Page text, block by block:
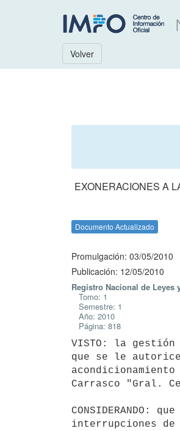
Volver
EXONERACIONES A
Documento Actualizado
Promulgación: 03/05/2010
Publicación: 12/05/2010
Registro Nacional de Leyes
Tomo: 1
Semestre: 1
Año: 2010
Página: 818
VISTO: la
que se le
Carrasco "Gral.
interrupciones